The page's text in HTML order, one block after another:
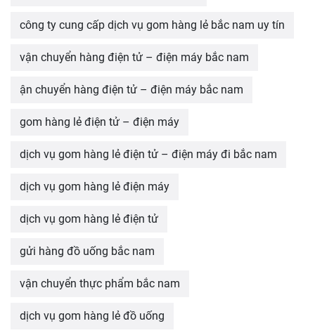
công ty cung cấp dịch vụ gom hàng lẻ bắc nam uy tín
vận chuyển hàng điện tử – điện máy bắc nam
ận chuyển hàng điện tử – điện máy bắc nam
gom hàng lẻ điện tử – điện máy
dịch vụ gom hàng lẻ điện tử – điện máy đi bắc nam
dịch vụ gom hàng lẻ điện máy
dịch vụ gom hàng lẻ điện tử
gửi hàng đồ uống bắc nam
vận chuyển thực phẩm bắc nam
dịch vụ gom hàng lẻ đồ uống